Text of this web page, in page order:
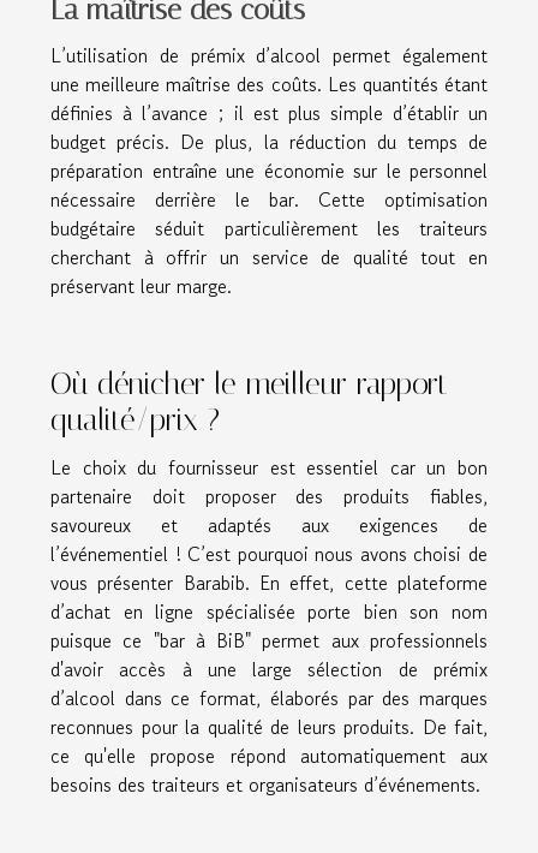
La maîtrise des coûts
L’utilisation de prémix d’alcool permet également
une meilleure maîtrise des coûts. Les quantités étant
définies à l’avance ; il est plus simple d’établir un
budget précis. De plus, la réduction du temps de
préparation entraîne une économie sur le personnel
nécessaire derrière le bar. Cette optimisation
budgétaire séduit particulièrement les traiteurs
cherchant à offrir un service de qualité tout en
préservant leur marge.
Où dénicher le meilleur rapport
qualité/prix ?
Le choix du fournisseur est essentiel car un bon
partenaire doit proposer des produits fiables,
savoureux et adaptés aux exigences de
l’événementiel ! C’est pourquoi nous avons choisi de
vous présenter Barabib. En effet, cette plateforme
d’achat en ligne spécialisée porte bien son nom
puisque ce "bar à BiB" permet aux professionnels
d'avoir accès à une large sélection de prémix
d’alcool dans ce format, élaborés par des marques
reconnues pour la qualité de leurs produits. De fait,
ce qu'elle propose répond automatiquement aux
besoins des traiteurs et organisateurs d’événements.